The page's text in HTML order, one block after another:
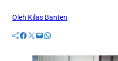
Oleh Kilas Banten
Facebook Twitter Mail WhatsApp